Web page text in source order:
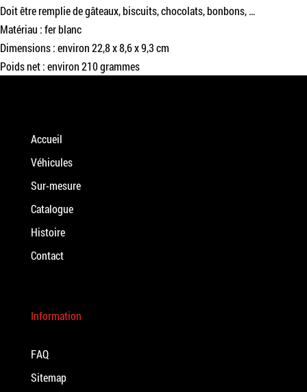
Doit être remplie de gâteaux, biscuits, chocolats, bonbons, …
Matériau : fer blanc
Dimensions : environ 22,8 x 8,6 x 9,3 cm
Poids net : environ 210 grammes
Accueil
Véhicules
Sur-mesure
Catalogue
Histoire
Contact
Information
FAQ
Sitemap